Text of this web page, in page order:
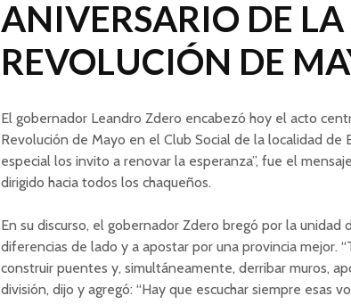
ANIVERSARIO DE LA
REVOLUCIÓN DE
El gobernador Leandro Zdero encabezó hoy el acto
Revolución de Mayo en el Club Social de la localidad de
especial los invito a renovar la esperanza”, fue el
dirigido hacia todos los chaqueños.
En su discurso, el gobernador Zdero bregó por la unidad
diferencias de lado y a apostar por una provincia mejor.
construir puentes y, simultáneamente, derribar muros,
división, dijo y agregó: “Hay que escuchar siempre esas